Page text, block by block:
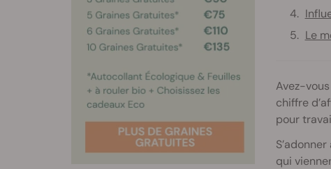
Le
Avez-
chiffre
pour
qui